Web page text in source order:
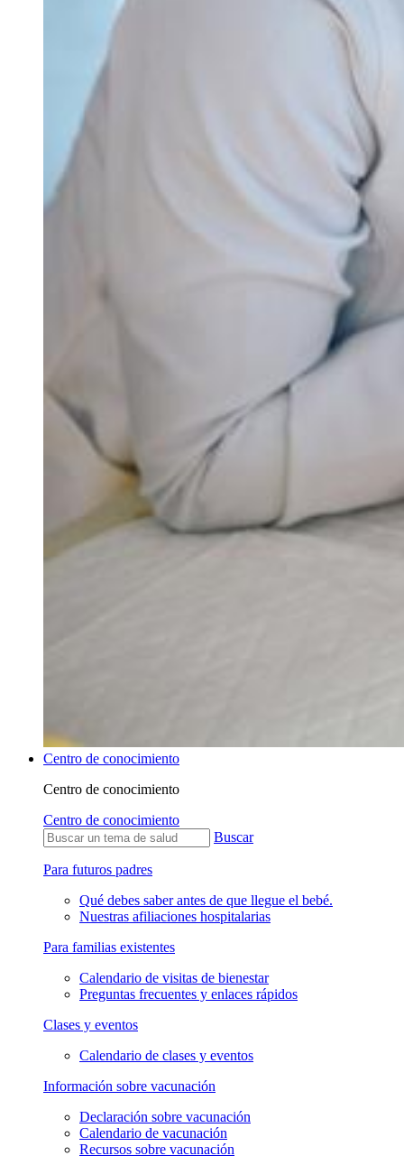
Centro de conocimiento
Centro de conocimiento
Centro de conocimiento
Buscar
Para futuros padres
Qué debes saber antes de que llegue el bebé.
Nuestras afiliaciones hospitalarias
Para familias existentes
Calendario de visitas de bienestar
Preguntas frecuentes y enlaces rápidos
Clases y eventos
Calendario de clases y eventos
Información sobre vacunación
Declaración sobre vacunación
Calendario de vacunación
Recursos sobre vacunación